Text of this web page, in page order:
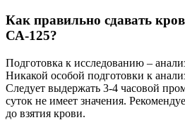
Как правильно сдавать
СА-125?
Подготовка к исследованию –
Никакой особой подготовки к
Следует выдержать 3-4 часовой
суток не имеет значения.
до взятия крови.